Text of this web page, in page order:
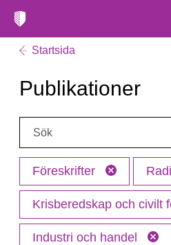
Startsida
Publikationer
Sök:
Föreskrifter
Krisberedskap och civilt
Industri och handel